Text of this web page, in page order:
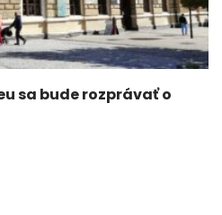
sa bude rozprávať o